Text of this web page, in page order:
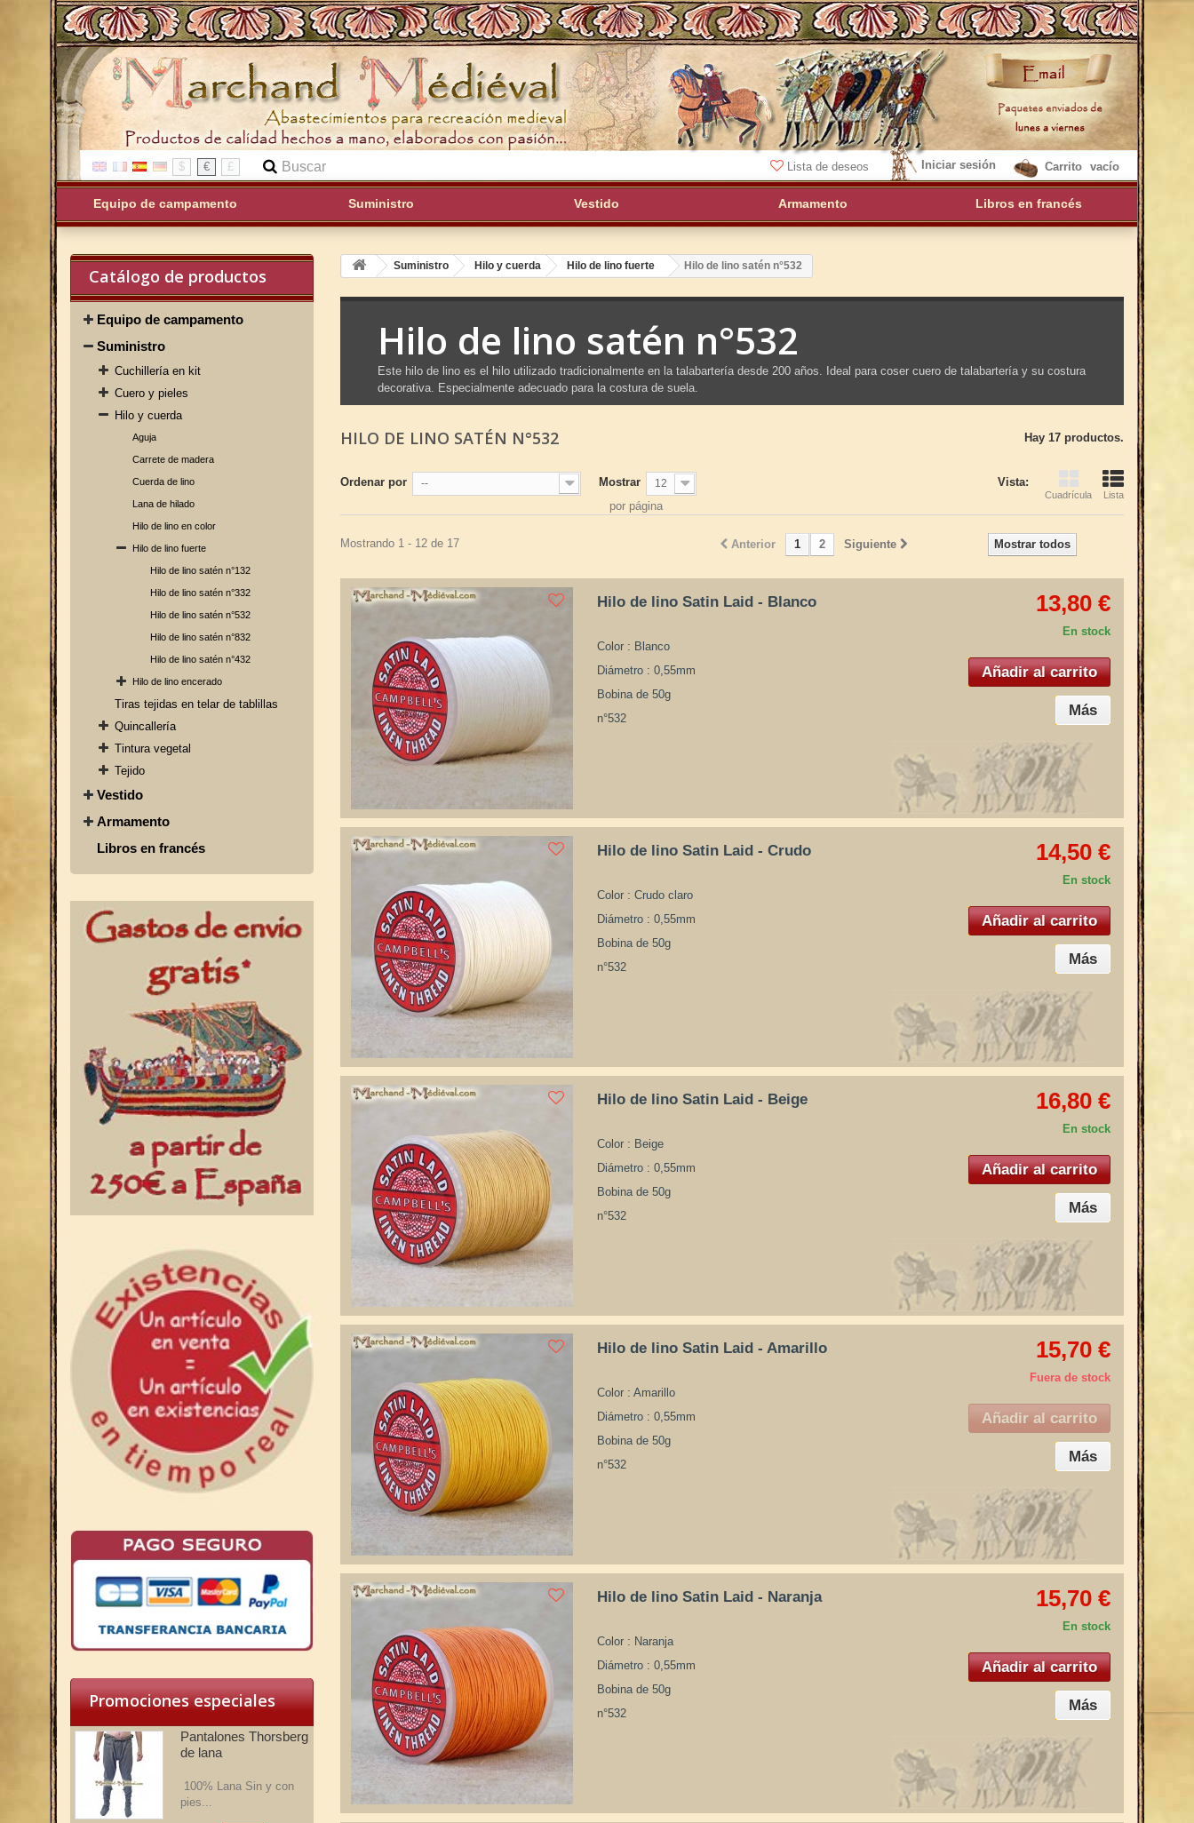
Carrito vacío
Iniciar sesión
$ € £ Lista de deseos
Equipo de campamento Suministro Vestido Armamento Libros en francés
Catálogo de productos
Equipo de campamento
Suministro
Cuchillería en kit
Cuero y pieles
Hilo y cuerda
Aguja
Carrete de madera
Cuerda de lino
Lana de hilado
Hilo de lino en color
Hilo de lino fuerte
Hilo de lino satén n°132
Hilo de lino satén n°332
Hilo de lino satén n°532
Hilo de lino satén n°832
Hilo de lino satén n°432
Hilo de lino encerado
Tiras tejidas en telar de tablillas
Quincallería
Tintura vegetal
Tejido
Vestido
Armamento
Libros en francés
Promociones especiales
Pantalones Thorsberg
de lana
100% Lana Sin y con
pies...
Suministro Hilo y cuerda Hilo de lino fuerte Hilo de lino satén n°532
Hilo de lino satén n°532
Este hilo de lino es el hilo utilizado tradicionalmente en la talabartería desde 200 años. Ideal para coser cuero de talabartería y su costura
decorativa. Especialmente adecuado para la costura de suela.
HILO DE LINO SATÉN N°532 Hay 17 productos.
Vista:
Cuadrícula Lista
Ordenar por -- Mostrar 12
por página
Mostrar todos
Anterior 1 2 Siguiente
Mostrando 1 - 12 de 17
Hilo de lino Satin Laid - Blanco
Color : Blanco
Diámetro : 0,55mm
Bobina de 50g
n°532
13,80 €
En stock
Añadir al carrito
Más
Hilo de lino Satin Laid - Crudo
Color : Crudo claro
Diámetro : 0,55mm
Bobina de 50g
n°532
14,50 €
En stock
Añadir al carrito
Más
Hilo de lino Satin Laid - Beige
Color : Beige
Diámetro : 0,55mm
Bobina de 50g
n°532
16,80 €
En stock
Añadir al carrito
Más
Hilo de lino Satin Laid - Amarillo
Color : Amarillo
Diámetro : 0,55mm
Bobina de 50g
n°532
15,70 €
Fuera de stock
Añadir al carrito
Más
Hilo de lino Satin Laid - Naranja
Color : Naranja
Diámetro : 0,55mm
Bobina de 50g
n°532
15,70 €
En stock
Añadir al carrito
Más